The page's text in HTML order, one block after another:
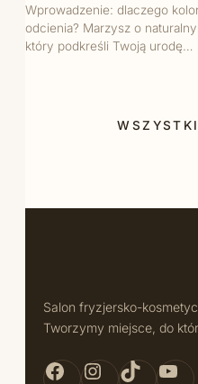
Wprowadzenie: dlaczego
odcienia? Marzysz o
który podkreśli Twoją urodę…
Salon fryzjersko-
Tworzymy miejsce, do
Facebook Bellita
Instagram
TikTok